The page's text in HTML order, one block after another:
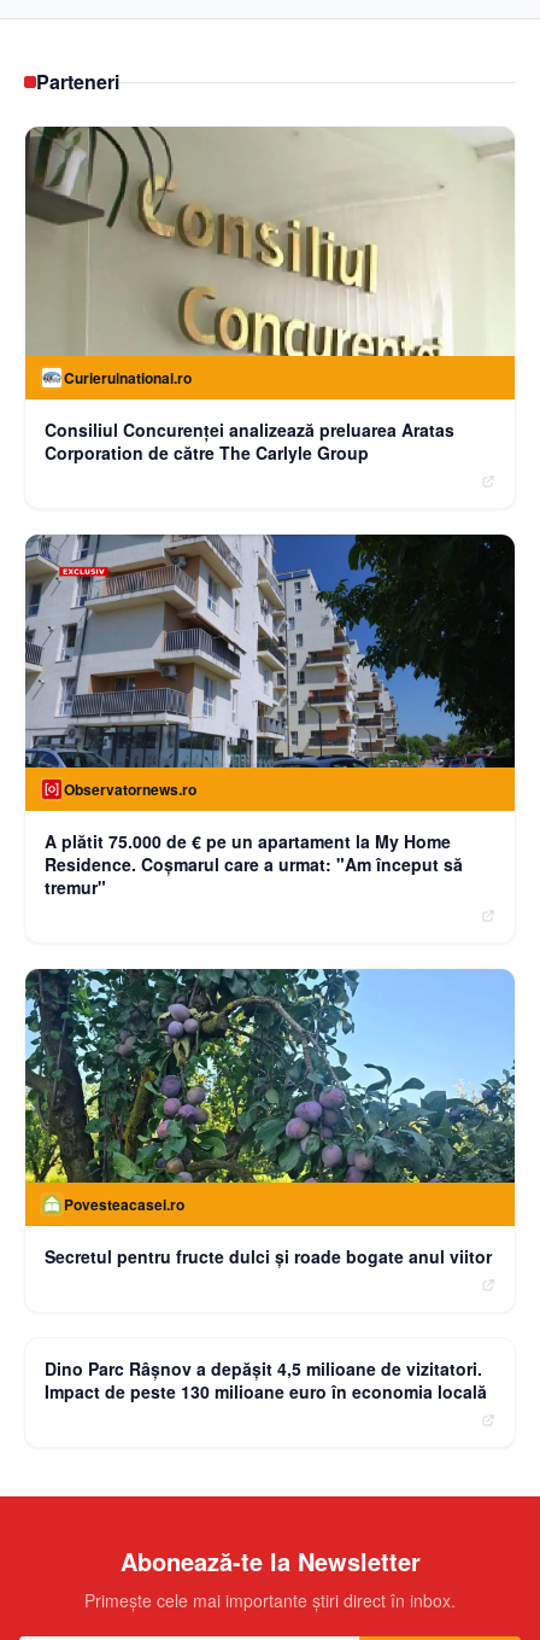
Parteneri
Curierulnational.ro
Consiliul Concurenței analizează preluarea Aratas
Corporation de către The Carlyle Group
Observatornews.ro
A plătit 75.000 de € pe un apartament la My Home
Residence. Coşmarul care a urmat: "Am început să
tremur"
Povesteacasei.ro
Secretul pentru fructe dulci și roade bogate anul viitor
Dino Parc Râșnov a depășit 4,5 milioane de vizitatori.
Impact de peste 130 milioane euro în economia locală
Abonează-te la Newsletter
Primește cele mai importante știri direct în inbox.